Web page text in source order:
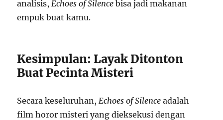
analisis, Echoes of Silence bisa jadi makanan
empuk buat kamu.
Kesimpulan: Layak Ditonton
Buat Pecinta Misteri
Secara keseluruhan, Echoes of Silence adalah
film horor misteri yang dieksekusi dengan